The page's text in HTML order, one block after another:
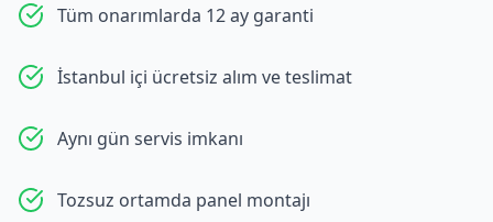
Tüm onarımlarda 12 ay garanti
İstanbul içi ücretsiz alım ve teslimat
Aynı gün servis imkanı
Tozsuz ortamda panel montajı